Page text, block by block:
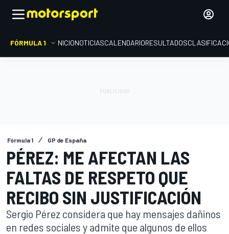
FÓRMULA 1 INICIONOTICIASCALENDARIORESULTADOS
Fórmula 1 GP de España
PÉREZ: ME AFECTAN LAS
FALTAS DE RESPETO QUE
RECIBO SIN JUSTIFICACIÓN
Sergio Pérez considera que hay mensajes dañinos
en redes sociales y admite que algunos de ellos